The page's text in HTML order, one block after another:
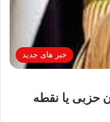
خبر های جدید
حزبی یا نقطه